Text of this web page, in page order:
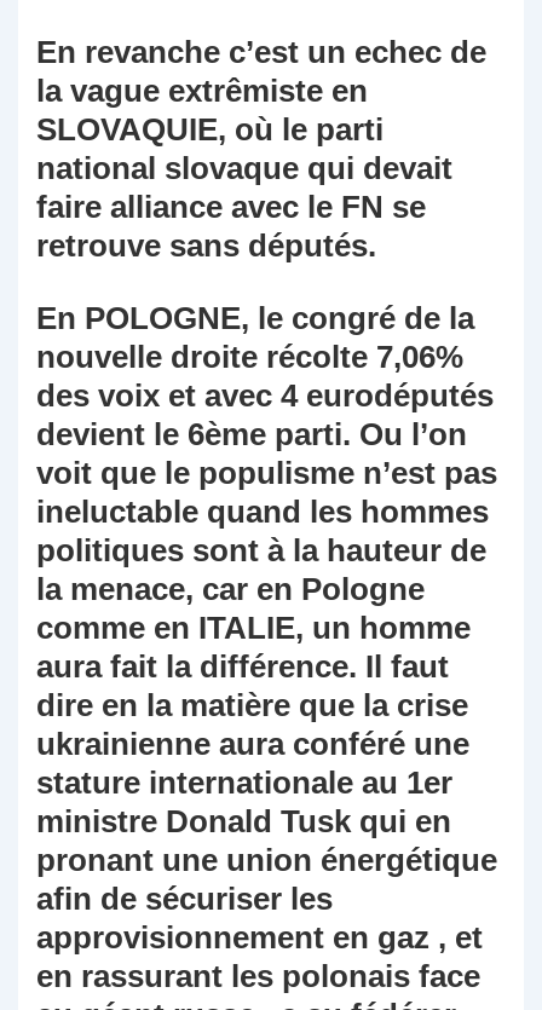
En revanche c’est un echec de
la vague extrêmiste en
SLOVAQUIE, où le parti
national slovaque qui devait
faire alliance avec le FN se
retrouve sans députés.
En POLOGNE, le congré de la
nouvelle droite récolte 7,06%
des voix et avec 4 eurodéputés
devient le 6ème parti. Ou l’on
voit que le populisme n’est pas
ineluctable quand les hommes
politiques sont à la hauteur de
la menace, car en Pologne
comme en ITALIE, un homme
aura fait la différence. Il faut
dire en la matière que la crise
ukrainienne aura conféré une
stature internationale au 1er
ministre Donald Tusk qui en
pronant une union énergétique
afin de sécuriser les
approvisionnement en gaz , et
en rassurant les polonais face